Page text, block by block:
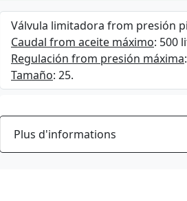
Válvula limitadora from presión
Caudal from aceite máximo: 500
Regulación from presión máxima
Tamaño: 25.
Plus d'informations